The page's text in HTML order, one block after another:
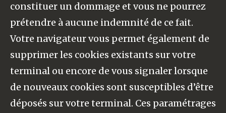
constituer un dommage et vous ne pourrez
prétendre à aucune indemnité de ce fait.
Votre navigateur vous permet également de
supprimer les cookies existants sur votre
terminal ou encore de vous signaler lorsque
de nouveaux cookies sont susceptibles d’être
déposés sur votre terminal. Ces paramétrages